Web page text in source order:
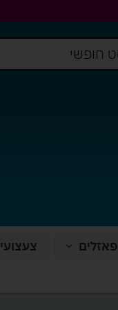
פאזלים